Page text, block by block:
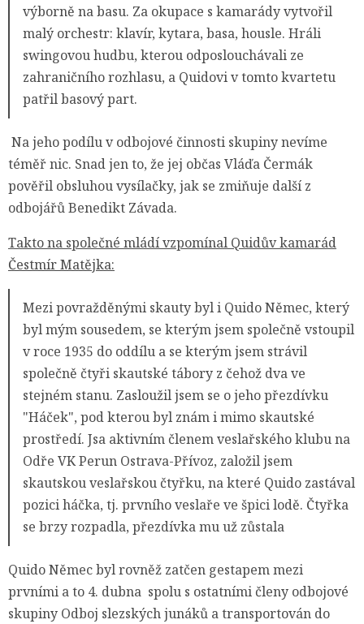
výborně na basu. Za okupace s kamarády vytvořil
malý orchestr: klavír, kytara, basa, housle. Hráli
swingovou hudbu, kterou odposlouchávali ze
zahraničního rozhlasu, a Quidovi v tomto kvartetu
patřil basový part.
Na jeho podílu v odbojové činnosti skupiny nevíme
téměř nic. Snad jen to, že jej občas Vláďa Čermák
pověřil obsluhou vysílačky, jak se zmiňuje další z
odbojářů Benedikt Závada.
Takto na společné mládí vzpomínal Quidův kamarád
Čestmír Matějka:
Mezi povražděnými skauty byl i Quido Němec, který
byl mým sousedem, se kterým jsem společně vstoupil
v roce 1935 do oddílu a se kterým jsem strávil
společně čtyři skautské tábory z čehož dva ve
stejném stanu. Zasloužil jsem se o jeho přezdívku
"Háček", pod kterou byl znám i mimo skautské
prostředí. Jsa aktivním členem veslařského klubu na
Odře VK Perun Ostrava-Přívoz, založil jsem
skautskou veslařskou čtyřku, na které Quido zastával
pozici háčka, tj. prvního veslaře ve špici lodě. Čtyřka
se brzy rozpadla, přezdívka mu už zůstala
Quido Němec byl rovněž zatčen gestapem mezi
prvními a to 4. dubna spolu s ostatními členy odbojové
skupiny Odboj slezských junáků a transportován do